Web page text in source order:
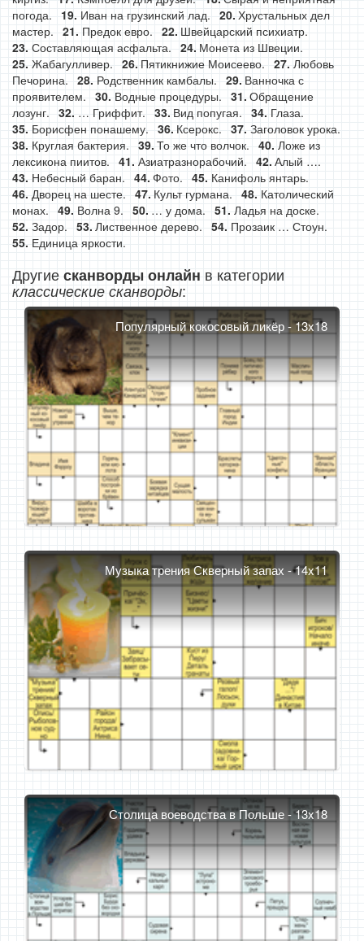
погода.
Иван на грузинский лад.
Хрустальных дел
мастер.
Предок евро.
Швейцарский психиатр.
Составляющая асфальта.
Монета из Швеции.
Жабагулливер.
Пятикнижие Моисеево.
Любовь
Печорина.
Родственник камбалы.
Ванночка с
проявителем.
Водные процедуры.
Обращение
лозунг.
… Гриффит. Вид попугая.
Глаза.
Борисфен понашему.
Ксерокс.
Заголовок урока.
Круглая бактерия.
То же что волчок.
Ложе из
лексикона пиитов.
Азиатразнорабочий.
Алый ….
Небесный баран.
Фото.
Канифоль янтарь.
Дворец на шесте.
Культ гурмана.
Католический
монах.
Волна 9. … у дома.
Ладья на доске.
Задор.
Лиственное дерево.
Прозаик … Стоун.
Единица яркости.
Другиесканворды онлайн в категории
классические сканворды:
Популярный кокосовый ликёр - 13x18
Музыка трения Скверный запах - 14x11
Столица воеводства в Польше - 13x18